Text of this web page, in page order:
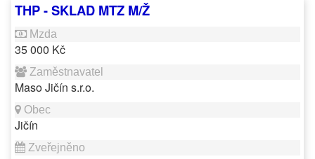
THP - SKLAD MTZ M/Ž
35 000 Kč
Maso Jičín s.r.o.
Jičín